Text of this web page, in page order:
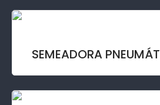
SEMEADORA